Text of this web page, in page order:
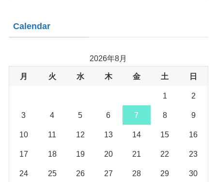
Calendar
2026年8月
月 火 水 木 金 土 日
1 2
3 4 5 6 7 8 9
10 11 12 13 14 15 16
17 18 19 20 21 22 23
24 25 26 27 28 29 30